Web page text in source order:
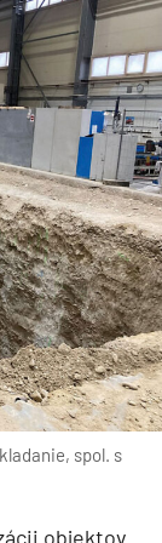
spol. s
objektov